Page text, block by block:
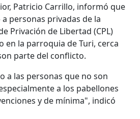
Patricio Carrillo, informó que
personas privadas de la
Privación de Libertad (CPL)
en la parroquia de Turi, cerca
parte del conflicto.
a las personas que no son
a los pabellones
y de mínima", indicó